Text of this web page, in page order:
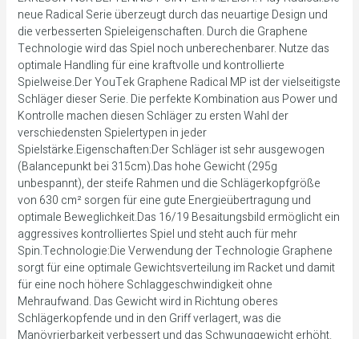
neue Radical Serie überzeugt durch das neuartige Design und
die verbesserten Spieleigenschaften. Durch die Graphene
Technologie wird das Spiel noch unberechenbarer. Nutze das
optimale Handling für eine kraftvolle und kontrollierte
Spielweise.Der YouTek Graphene Radical MP ist der vielseitigste
Schläger dieser Serie. Die perfekte Kombination aus Power und
Kontrolle machen diesen Schläger zu ersten Wahl der
verschiedensten Spielertypen in jeder
Spielstärke.Eigenschaften:Der Schläger ist sehr ausgewogen
(Balancepunkt bei 315cm).Das hohe Gewicht (295g
unbespannt), der steife Rahmen und die Schlägerkopfgröße
von 630 cm² sorgen für eine gute Energieübertragung und
optimale Beweglichkeit.Das 16/19 Besaitungsbild ermöglicht ein
aggressives kontrolliertes Spiel und steht auch für mehr
Spin.Technologie:Die Verwendung der Technologie Graphene
sorgt für eine optimale Gewichtsverteilung im Racket und damit
für eine noch höhere Schlaggeschwindigkeit ohne
Mehraufwand. Das Gewicht wird in Richtung oberes
Schlägerkopfende und in den Griff verlagert, was die
Manövrierbarkeit verbessert und das Schwunggewicht erhöht.